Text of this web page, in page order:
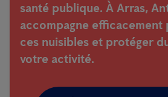
santé publique. À Arras,
accompagne efficacement
ces nuisibles et protéger
votre activité.